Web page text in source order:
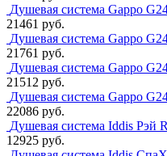
Душевая система Gappo
21461 руб.
Душевая система Gappo
21761 руб.
Душевая система Gappo
21512 руб.
Душевая система Gappo
22086 руб.
Душевая система Iddis Рэй
12925 руб.